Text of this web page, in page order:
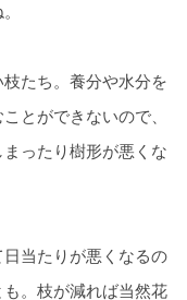
たち。養分や水分を
とができないので、
ったり樹形が悪くな
当たりが悪くなるの
。枝が減れば当然花